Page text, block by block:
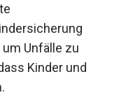
Unfälle zu
Kinder und